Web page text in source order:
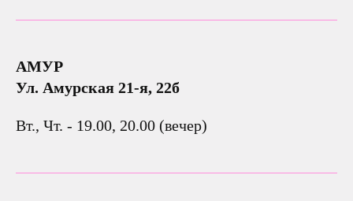
АМУР
Ул. Амурская 21-я, 22б
Вт., Чт. - 19.00, 20.00 (вечер)